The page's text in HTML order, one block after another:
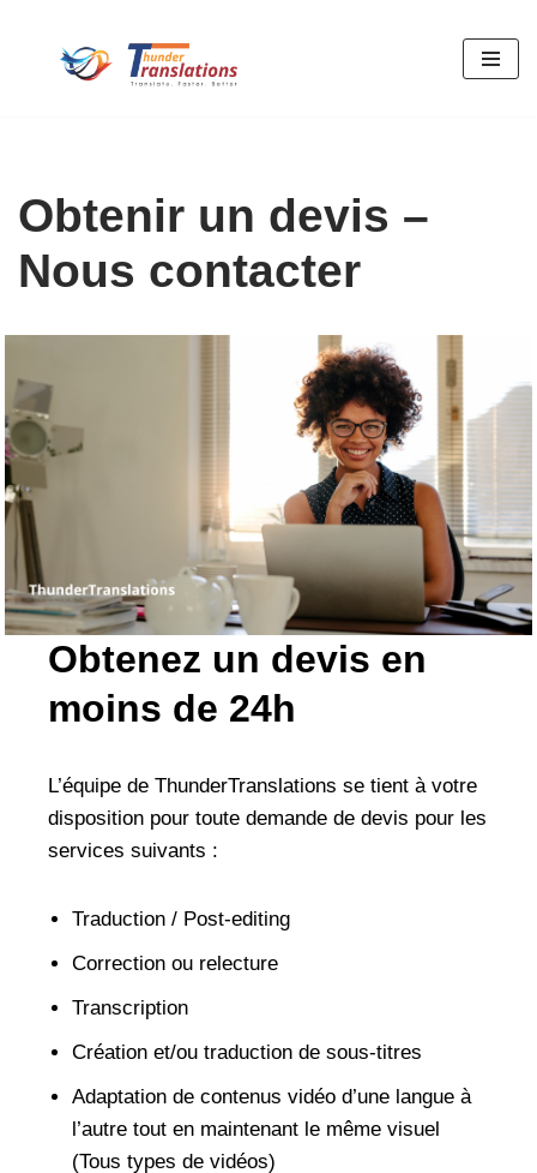
Obtenir un devis –
Nous contacter
Obtenez un devis en
moins de 24h
L’équipe de ThunderTranslations se tient à votre
disposition pour toute demande de devis pour les
services suivants :
Traduction / Post-editing
Correction ou relecture
Transcription
Création et/ou traduction de sous-titres
Adaptation de contenus vidéo d’une langue à
l’autre tout en maintenant le même visuel
(Tous types de vidéos)